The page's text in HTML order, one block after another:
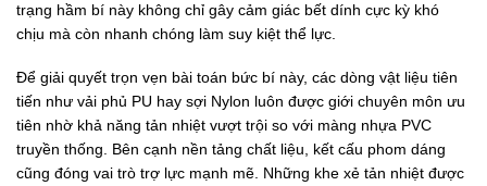
trạng hầm bí này không chỉ gây cảm giác bết dính cực kỳ khó
chịu mà còn nhanh chóng làm suy kiệt thể lực.
Để giải quyết trọn vẹn bài toán bức bí này, các dòng vật liệu tiên
tiến như vải phủ PU hay sợi Nylon luôn được giới chuyên môn ưu
tiên nhờ khả năng tản nhiệt vượt trội so với màng nhựa PVC
truyền thống. Bên cạnh nền tảng chất liệu, kết cấu phom dáng
cũng đóng vai trò trợ lực mạnh mẽ. Những khe xẻ tản nhiệt được